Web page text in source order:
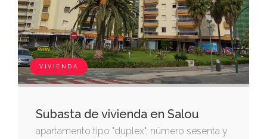
VIVIENDA
Subasta de vivienda en Salou
apartamento tipo "duplex", número sesenta y